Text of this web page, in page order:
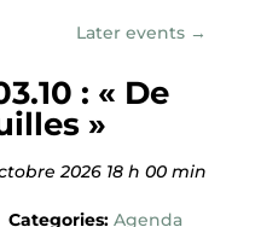
Later events →
: « De
»
2026 18 h 00 min
Categories: Agenda